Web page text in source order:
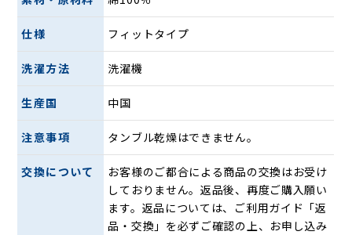
仕様 フィットタイプ
洗濯方法 洗濯機
生産国 中国
注意事項 タンブル乾燥はできません。
交換について
お客様のご都合による商品の交換はお受け
しておりません。返品後、再度ご購入願い
ます。返品については、ご利用ガイド「返
品・交換」を必ずご確認の上、お申し込み